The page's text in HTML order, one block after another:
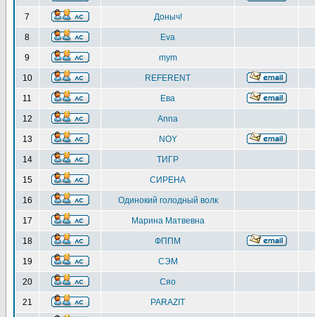
7 Доныч!
8 Eva
9 mym
10 REFERENT
11 Ева
12 Anna
13 NOY
14 ТИГР
15 СИРЕНА
16 Одинокий голодный волк
17 Марина Матвевна
18 ФППМ
19 СЭМ
20 Сяо
21 PARAZIT